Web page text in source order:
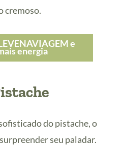
cremoso.
e
energia
do pistache, o
seu paladar.